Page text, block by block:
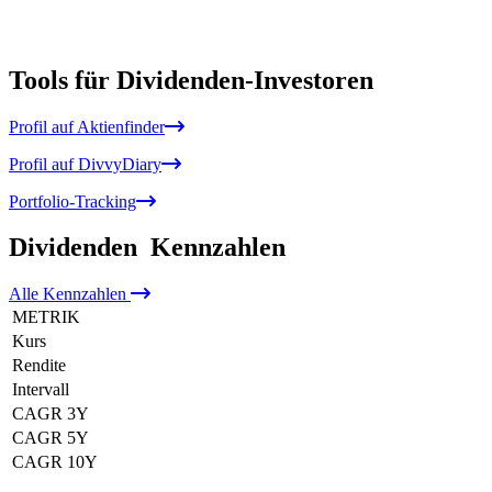
Tools für Dividenden-Investoren
Profil auf Aktienfinder
Profil auf DivvyDiary
Portfolio-Tracking
Dividenden Kennzahlen
Alle Kennzahlen
METRIK
Kurs
Rendite
Intervall
CAGR 3Y
CAGR 5Y
CAGR 10Y